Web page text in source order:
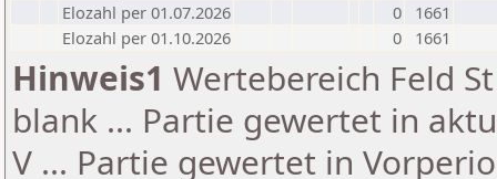
Elozahl per 01.07.2026
0
1661
Elozahl per 01.10.2026
0 1661
Hinweis1 Wertebereich Feld
blank ... Partie gewertet in
V ... Partie gewertet in